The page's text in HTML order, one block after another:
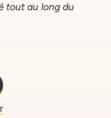
tout au long du